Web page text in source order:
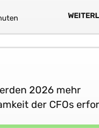
2026 mehr
der CFOs